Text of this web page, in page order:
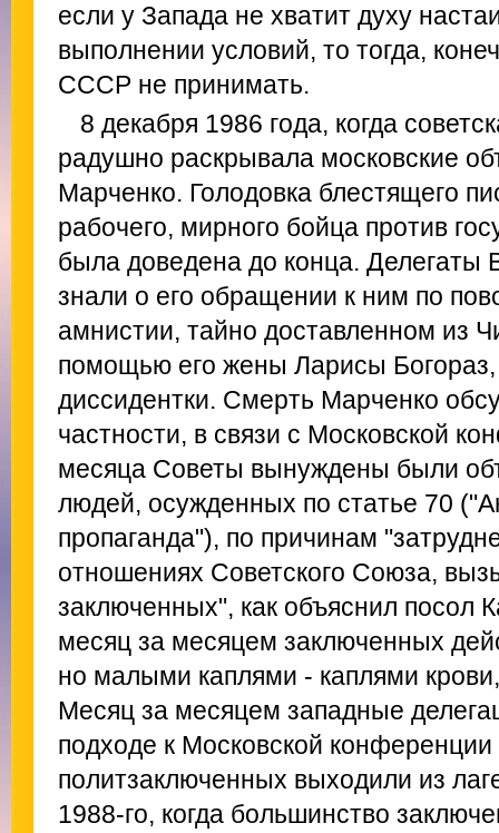
если у Запада не хватит духу
выполнении условий, то тогда,
СССР не принимать.
8 декабря 1986 года, когда
радушно раскрывала московские
Марченко. Голодовка блестящего
рабочего, мирного бойца против
была доведена до конца. Делегаты
знали о его обращении к ним по
амнистии, тайно доставленном из
помощью его жены Ларисы
диссидентки. Смерть Марченко
частности, в связи с Московской
месяца Советы вынуждены были
людей, осужденных по статье 70
пропаганда"), по причинам
отношениях Советского Союза,
заключенных", как объяснил посол
месяц за месяцем заключенных
но малыми каплями - каплями
Месяц за месяцем западные
подходе к Московской
политзаключенных выходили из
1988-го, когда большинство